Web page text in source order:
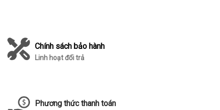
Chính sách bảo hành
Linh hoạt đổi trả
Phương thức thanh toán